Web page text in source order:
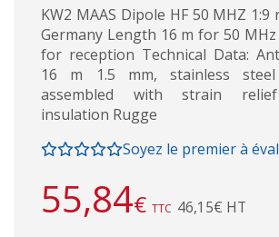
KW2 MAAS Dipole HF 50 MHZ
Germany Length 16 m for 50 MHz
for reception Technical Data:
16 m 1.5 mm, stainless
assembled with strain relief
insulation Rugge
Soyez le premier à
55,84€ TTC 46,15€ HT